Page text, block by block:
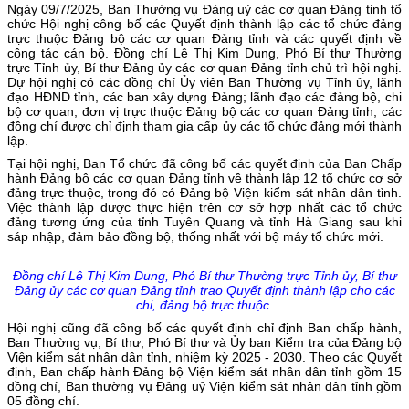
Ngày 09/7/2025, Ban Thường vụ Đảng uỷ các cơ quan Đảng tỉnh tổ
chức Hội nghị công bố các Quyết định thành lập các tổ chức đảng
trực thuộc Đảng bộ các cơ quan Đảng tỉnh và các quyết định về
công tác cán bộ. Đồng chí Lê Thị Kim Dung, Phó Bí thư Thường
trực Tỉnh ủy, Bí thư Đảng ủy các cơ quan Đảng tỉnh chủ trì hội nghị.
Dự hội nghị có các đồng chí Ủy viên Ban Thường vụ Tỉnh ủy, lãnh
đạo HĐND tỉnh, các ban xây dựng Đảng; lãnh đạo các đảng bộ, chi
bộ cơ quan, đơn vị trực thuộc Đảng bộ các cơ quan Đảng tỉnh; các
đồng chí được chỉ định tham gia cấp ủy các tổ chức đảng mới thành
lập.
Tại hội nghị, Ban Tổ chức đã công bố các quyết định của Ban Chấp
hành Đảng bộ các cơ quan Đảng tỉnh về thành lập 12 tổ chức cơ sở
đảng trực thuộc, trong đó có Đảng bộ Viện kiểm sát nhân dân tỉnh.
Việc thành lập được thực hiện trên cơ sở hợp nhất các tổ chức
đảng tương ứng của tỉnh Tuyên Quang và tỉnh Hà Giang sau khi
sáp nhập, đảm bảo đồng bộ, thống nhất với bộ máy tổ chức mới.
Đồng chí Lê Thị Kim Dung, Phó Bí thư Thường trực Tỉnh ủy, Bí thư
Đảng ủy các cơ quan Đảng tỉnh trao Quyết định thành lập cho các
chi, đảng bộ trực thuộc.
Hội nghị cũng đã công bố các quyết định chỉ định Ban chấp hành,
Ban Thường vụ, Bí thư, Phó Bí thư và Ủy ban Kiểm tra của Đảng bộ
Viện kiểm sát nhân dân tỉnh, nhiệm kỳ 2025 - 2030. Theo các Quyết
định, Ban chấp hành Đảng bộ Viện kiểm sát nhân dân tỉnh gồm 15
đồng chí, Ban thường vụ Đảng uỷ Viện kiểm sát nhân dân tỉnh gồm
05 đồng chí.